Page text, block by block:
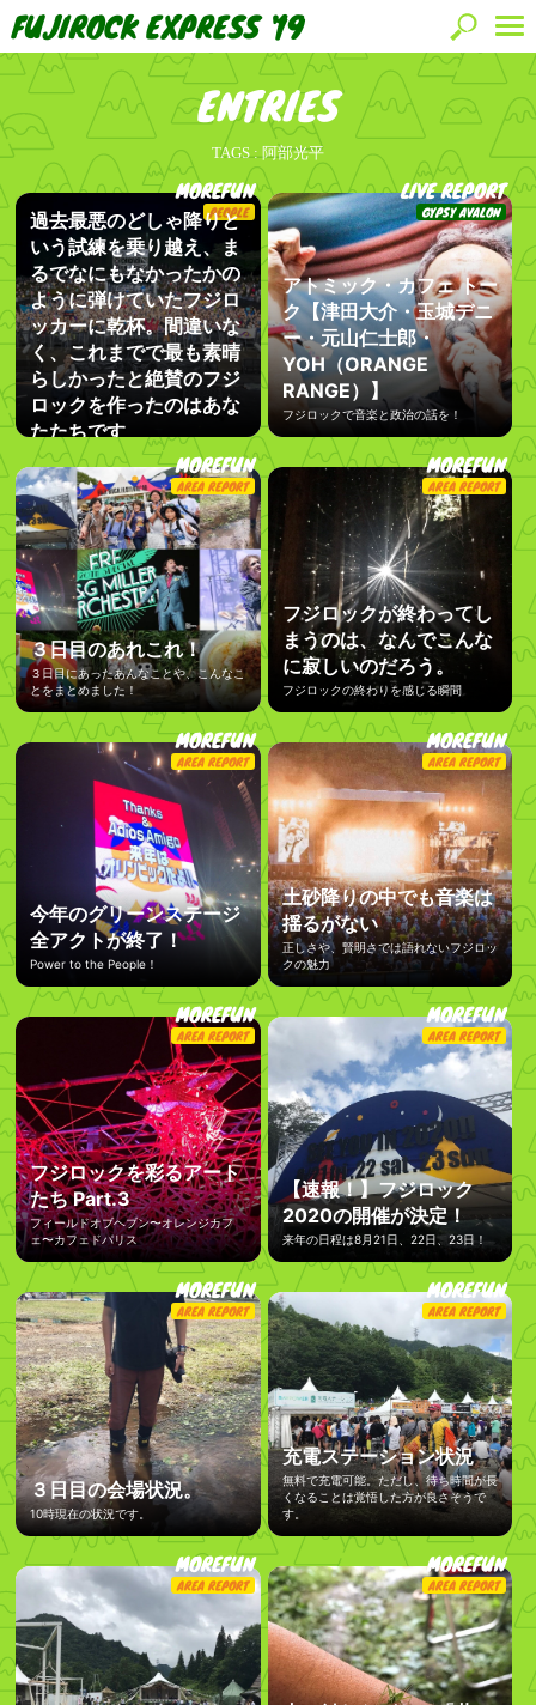
FUJIROCK EXPRESS '19
ENTRIES
TAGS : 阿部光平
MOREFUN
PEOPLE
過去最悪のどしゃ降りと
いう試練を乗り越え、ま
るでなにもなかったかの
ように弾けていたフジロ
ッカーに乾杯。間違いな
く、これまでで最も素晴
らしかったと絶賛のフジ
ロックを作ったのはあな
たたちです
LIVE REPORT
GYPSY AVALON
アトミック・カフェ トー
ク【津田大介・玉城デニ
ー・元山仁士郎・
YOH（ORANGE
RANGE）】
フジロックで音楽と政治の話を！
MOREFUN
AREA REPORT
３日目のあれこれ！
３日目にあったあんなことや、こんなこ
とをまとめました！
MOREFUN
AREA REPORT
フジロックが終わってし
まうのは、なんでこんな
に寂しいのだろう。
フジロックの終わりを感じる瞬間
MOREFUN
AREA REPORT
今年のグリーンステージ
全アクトが終了！
Power to the People！
MOREFUN
AREA REPORT
土砂降りの中でも音楽は
揺るがない
正しさや、賢明さでは語れないフジロッ
クの魅力
MOREFUN
AREA REPORT
フジロックを彩るアート
たち Part.3
フィールドオブヘブン〜オレンジカフ
ェ〜カフェドパリス
MOREFUN
AREA REPORT
【速報！】フジロック
2020の開催が決定！
来年の日程は8月21日、22日、23日！
MOREFUN
AREA REPORT
３日目の会場状況。
10時現在の状況です。
MOREFUN
AREA REPORT
充電ステーション状況
無料で充電可能。ただし、待ち時間が長
くなることは覚悟した方が良さそうで
す。
MOREFUN
AREA REPORT
MOREFUN
AREA REPORT